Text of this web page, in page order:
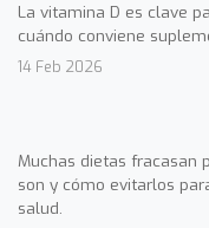
La vitamina D es clave
cuándo conviene
14 Feb 2026
Muchas dietas fracasan
son y cómo evitarlos
salud.